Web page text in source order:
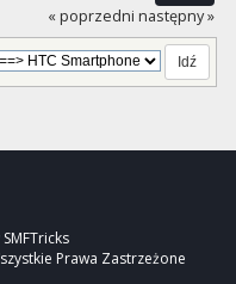
« poprzedni następny »
Prawa Zastrzeżone